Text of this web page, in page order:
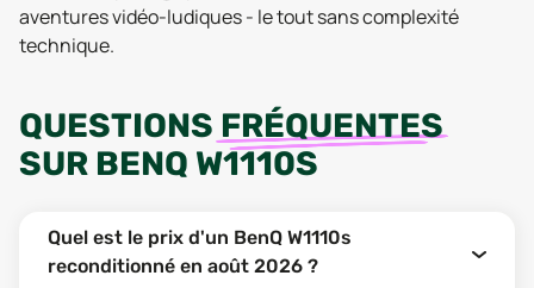
aventures vidéo-ludiques - le tout sans complexité
technique.
QUESTIONS FRÉQUENTES
SUR BENQ W1110S
Quel est le prix d'un BenQ W1110s
reconditionné en août 2026 ?